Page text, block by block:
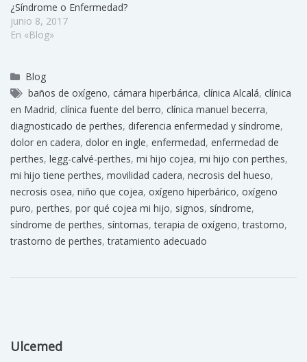
¿Síndrome o Enfermedad?
junio 8, 2017
En «Blog»
Blog
baños de oxígeno, cámara hiperbárica, clínica Alcalá, clínica
en Madrid, clínica fuente del berro, clínica manuel becerra,
diagnosticado de perthes, diferencia enfermedad y síndrome,
dolor en cadera, dolor en ingle, enfermedad, enfermedad de
perthes, legg-calvé-perthes, mi hijo cojea, mi hijo con perthes,
mi hijo tiene perthes, movilidad cadera, necrosis del hueso,
necrosis osea, niño que cojea, oxígeno hiperbárico, oxígeno
puro, perthes, por qué cojea mi hijo, signos, síndrome,
síndrome de perthes, síntomas,terapia de oxígeno,trastorno,
trastorno de perthes,tratamiento adecuado
Ulcemed